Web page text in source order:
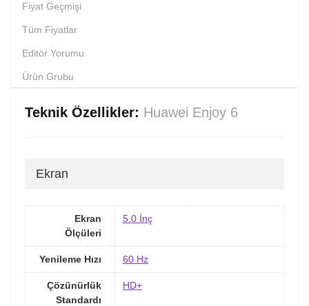
Fiyat Geçmişi
Tüm Fiyatlar
Editör Yorumu
Ürün Grubu
Teknik Özellikler: Huawei Enjoy 6
Ekran
Ekran
Ölçüleri
5.0 İnç
Yenileme Hızı 60 Hz
Çözünürlük
Standardı
HD+